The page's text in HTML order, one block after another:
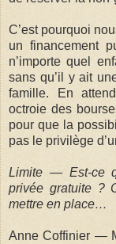
C’est pourquoi
un financement
n’importe quel
sans qu’il y ait
famille. En
octroie des
pour que la
pas le privilège
Limite — Est-ce
privée gratuite ?
mettre en place…
Anne Coffinier —